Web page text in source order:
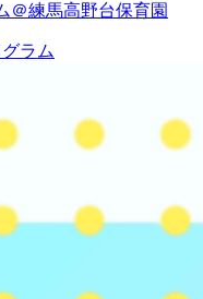
＠練馬高野台保育園
ラム